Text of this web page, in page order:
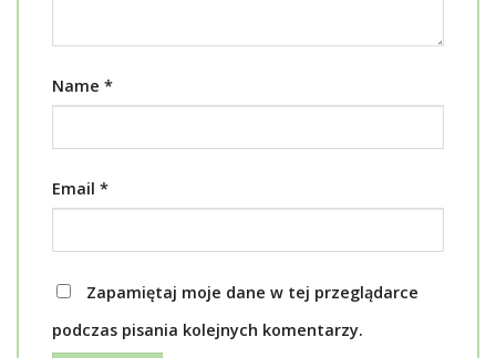
Name *
Email *
Zapamiętaj moje dane w tej przeglądarce
podczas pisania kolejnych komentarzy.